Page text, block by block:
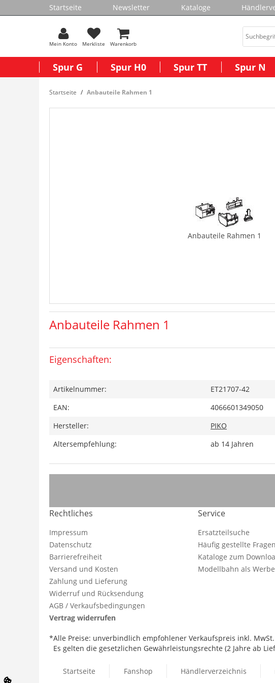
Startseite Newsletter Kataloge
Mein Konto Merkliste Warenkorb
Spur G Spur H0 Spur TT Spur N
Startseite Anbauteile Rahmen 1
Anbauteile Rahmen 1
Anbauteile Rahmen 1
Eigenschaften:
Artikelnummer:
ET21707-42
EAN:
4066601349050
Hersteller:
PIKO
Altersempfehlung:
ab 14 Jahren
Rechtliches
Impressum
Datenschutz
Barrierefreiheit
Versand und Kosten
Zahlung und Lieferung
Widerruf und Rücksendung
AGB / Verkaufsbedingungen
Vertrag widerrufen
Service
Ersatzteilsuche
Häufig gestellte
Kataloge zum
Modellbahn als
*Alle Preise: unverbindlich empfohlener Verkaufspreis inkl.
Es gelten die gesetzlichen Gewährleistungsrechte (2 Jahre ab
Startseite Fanshop Händlerverzeichnis